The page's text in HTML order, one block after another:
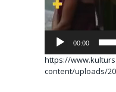
00:00
https://
content/uploads/